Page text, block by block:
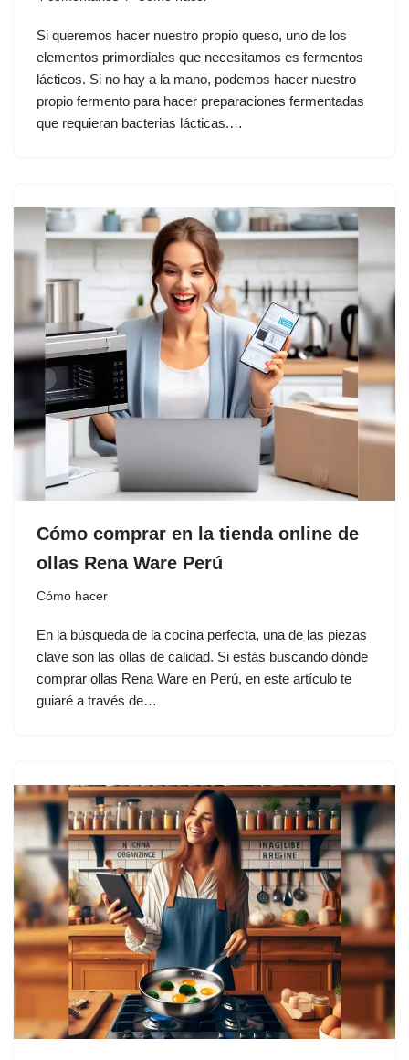
Si queremos hacer nuestro propio queso, uno de los
elementos primordiales que necesitamos es fermentos
lácticos. Si no hay a la mano, podemos hacer nuestro
propio fermento para hacer preparaciones fermentadas
que requieran bacterias lácticas.…
Cómo comprar en la tienda online de
ollas Rena Ware Perú
Cómo hacer
En la búsqueda de la cocina perfecta, una de las piezas
clave son las ollas de calidad. Si estás buscando dónde
comprar ollas Rena Ware en Perú, en este artículo te
guiaré a través de…